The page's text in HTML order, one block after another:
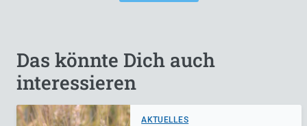
Das könnte Dich auch
interessieren
AKTUELLES